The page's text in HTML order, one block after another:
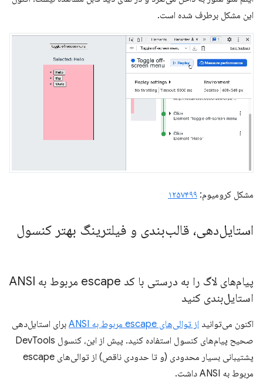
این مشکل برطرف شده است.
مشکل کرومیوم: ۱۲۵۷۴۹۹
استایل‌دهی، قالب‌بندی و فیلترینگ بهتر کنسول
پیام‌های لاگ را به درستی با کد escape مربوط به ANSI
استایل‌بندی کنید
اکنون می‌توانید از توالی‌های escape مربوط به ANSI
برای استایل‌دهی
صحیح پیام‌های کنسول استفاده کنید. پیش از این، کنسول DevTools
پشتیبانی بسیار محدودی (و تا حدودی ناقص) از توالی‌های escape
مربوط به ANSI داشت.